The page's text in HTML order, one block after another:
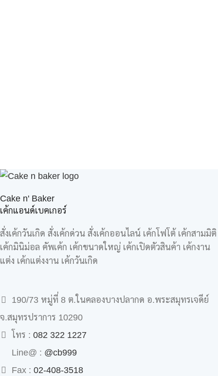
Cake n' Baker
เค้กแอนด์เบคเกอร์
สั่งเค้กวันเกิด สั่งเค้กด่วน สั่งเค้กออนไลน์ เค้กโฟโต้ เค้กสามมิติ
เค้กมินิม่อล คัพเค้ก เค้กขนาดใหญ่ เค้กเปิดตัวสินค้า เค้กงาน
แต่ง เค้กแต่งงาน เค้กวันเกิด
190/73 หมู่ที่ 8 ต.ในคลองบางปลากด อ.พระสมุทรเจดีย์
จ.สมุทรปราการ 10290
โทร : 082 322 1227
Line@ : @cb999
Fax : 02-408-3518